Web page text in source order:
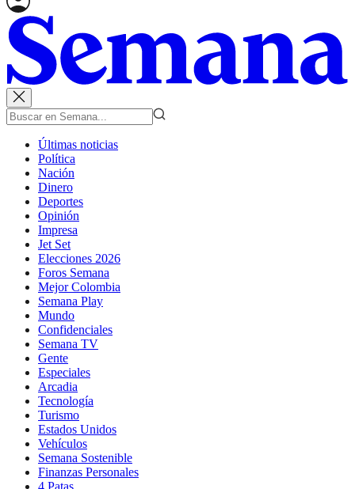
Últimas noticias
Política
Nación
Dinero
Deportes
Opinión
Impresa
Jet Set
Elecciones 2026
Foros Semana
Mejor Colombia
Semana Play
Mundo
Confidenciales
Semana TV
Gente
Especiales
Arcadia
Tecnología
Turismo
Estados Unidos
Vehículos
Semana Sostenible
Finanzas Personales
4 Patas